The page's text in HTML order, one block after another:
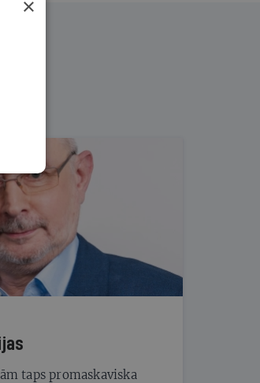
taps promaskaviska
×